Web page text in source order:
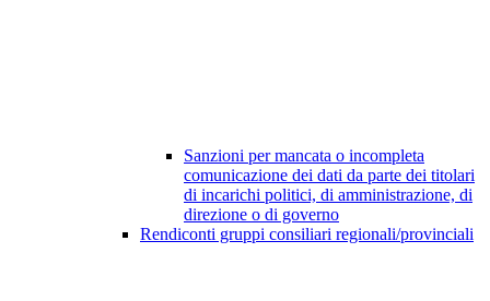
Sanzioni per mancata o incompleta
comunicazione dei dati da parte dei titolari
di incarichi politici, di amministrazione, di
direzione o di governo
Rendiconti gruppi consiliari regionali/provinciali